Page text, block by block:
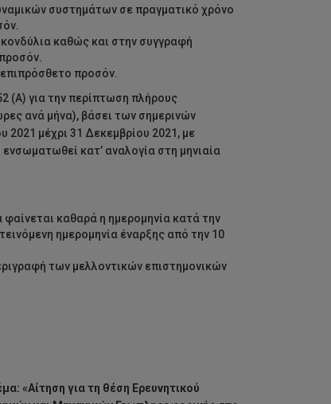
συστημάτων σε πραγματικό χρόνο
καθώς και στην συγγραφή
προσόν.
(Α) για την περίπτωση πλήρους
ανά μήνα), βάσει των σημερινών
μέχρι 31 Δεκεμβρίου 2021, με
κατ’ αναλογία στη μηνιαία
καθαρά η ημερομηνία κατά την
ημερομηνία έναρξης από την 10
των μελλοντικών επιστημονικών
«Αίτηση για τη θέση Ερευνητικού